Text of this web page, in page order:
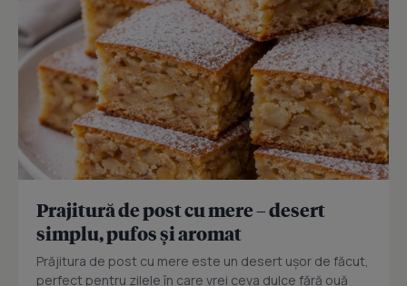
Prajitură de post cu mere – desert
simplu, pufos și aromat
Prăjitura de post cu mere este un desert ușor de făcut,
perfect pentru zilele în care vrei ceva dulce fără ouă